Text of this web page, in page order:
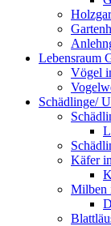
Lebensraum
Vögel
Schädlinge/
Käfer
Milben